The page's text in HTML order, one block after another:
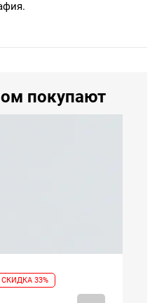
покупают